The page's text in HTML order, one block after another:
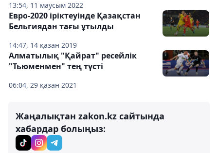
13:54, 11 маусым 2022
14:47, 14 қазан 2019
Евро-2020 іріктеуінде Қазақстан
Бельгиядан тағы ұтылды
06:04, 29 қазан 2021
Алматылық "Қайрат" ресейлік
"Тьюменмен" тең түсті
Жаңалықтан zakon.kz сайтында
хабардар болыңыз: